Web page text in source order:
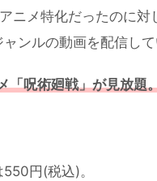
ニメ特化だったのに対
ンルの動画を配信して
「呪術廻戦」が見放題
円(税込)。